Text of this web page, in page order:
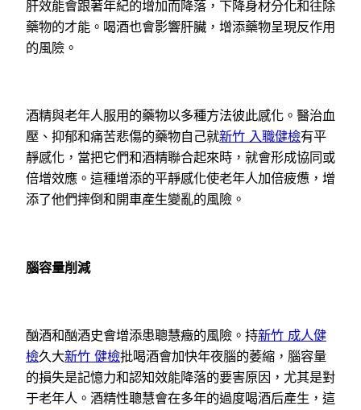
肝效能會跟著年紀的增加而降落，下降身材分化和往除
藥物的才能。喝酒也會影響肝臟，增添藥物呈現反作用
的風險。
酒精與老年人服用的藥物以多種方法彼此感化。醫治血
壓、抑郁和痛苦悲傷的藥物自己就新竹 入職健檢有平
靜感化，當把它們和酒精聯合起來時，就會形成協同或
倍增效應。這種增添的平靜感化使老年人加倍疲憊，增
添了他們摔倒和開車產生變亂的風險。
腦容量削減
酗酒和酗酒史會增添患聰慧癥的風險。持新竹 成人健
檢久大新竹 健檢批喝酒會加快年夜腦的萎縮，腦容量
的損失是記憶力和認知效能降落的要害原因，尤其是對
于老年人。酒精性聰慧會在多年的過度喝酒后產生，這